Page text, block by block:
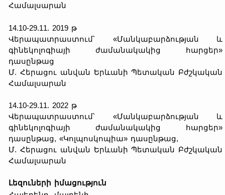
Համալսարան
14.10-29.11. 2019 թ
Վերապատրաստում՝ «Մանկաբարձության և
գինեկոլոգիայի ժամանակակից հարցեր»
դասընթաց
Մ. Հերացու անվան Երևանի Պետական Բժշկական
Համալսարան
14.10-29.11. 2022 թ
Վերապատրաստում՝ «Մանկաբարձության և
գինեկոլոգիայի ժամանակակից հարցեր»
դասընթաց, «Կոլպոսկոպիա» դասընթաց,
Մ. Հերացու անվան Երևանի Պետական Բժշկական
Համալսարան
Լեզուների իմացություն